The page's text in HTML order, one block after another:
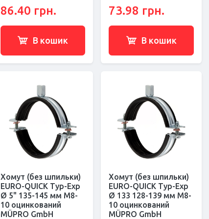
86.40 грн.
В кошик
73.98 грн.
В кошик
Хомут (без шпильки)
EURO-QUICK Typ-Exp
Ø 5" 135-145 мм M8-
10 оцинкований
MÜPRO GmbH
Хомут (без шпильки)
EURO-QUICK Typ-Exp
Ø 133 128-139 мм M8-
10 оцинкований
MÜPRO GmbH